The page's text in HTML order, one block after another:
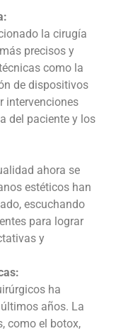
la cirugía
precisos y
como la
de dispositivos
intervenciones
del paciente y los
ahora se
estéticos han
escuchando
para lograr
y
ha
años. La
como el botox,